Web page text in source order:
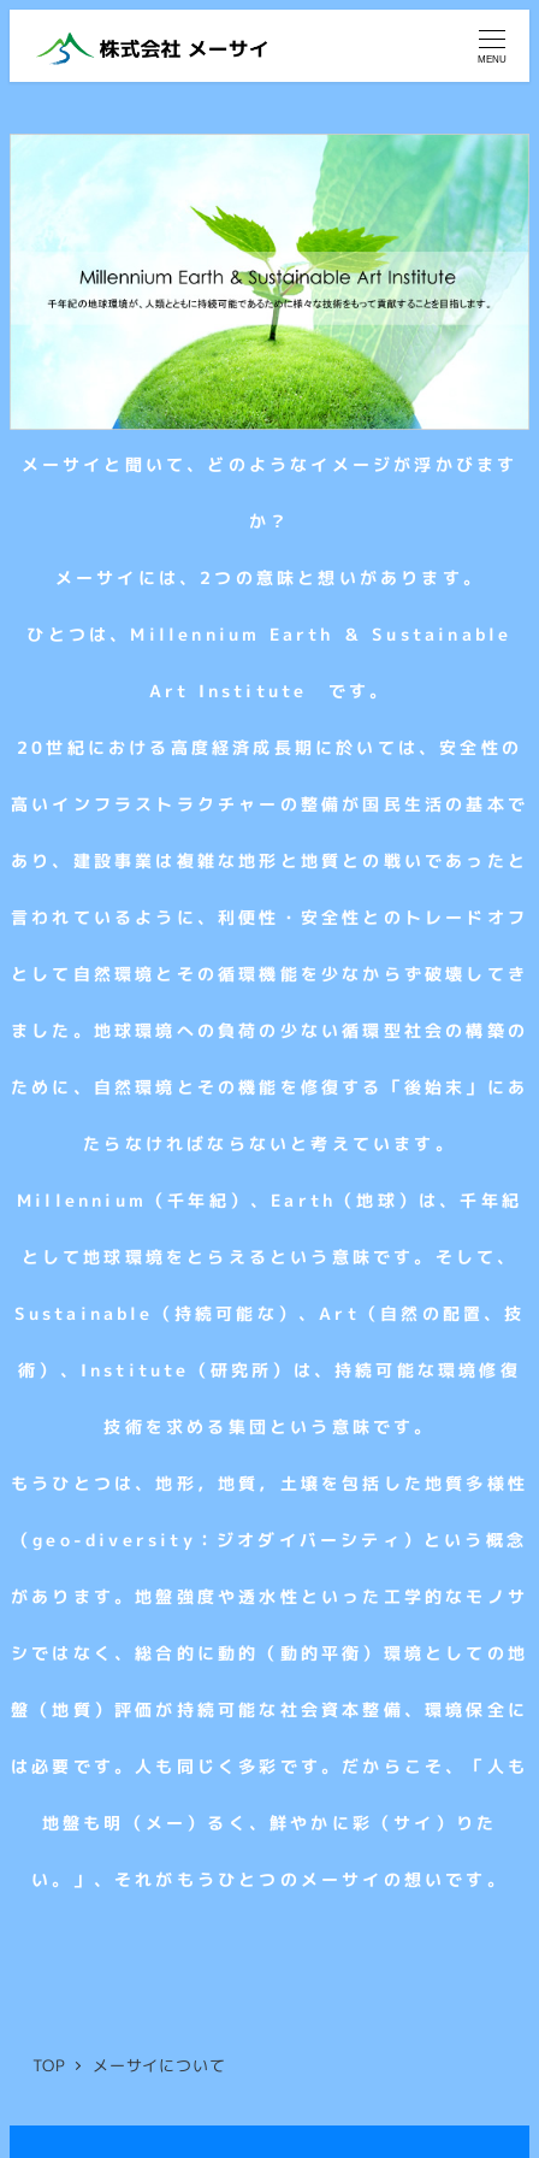
移
MENU
メーサイと聞いて、どのようなイメージが浮かびます
か？
メーサイには、2つの意味と想いがあります。
ひとつは、Millennium Earth ＆ Sustainable
Art Institute です。
20世紀における高度経済成長期に於いては、安全性の
高いインフラストラクチャーの整備が国民生活の基本で
あり、建設事業は複雑な地形と地質との戦いであったと
言われているように、利便性・安全性とのトレードオフ
として自然環境とその循環機能を少なからず破壊してき
ました。地球環境への負荷の少ない循環型社会の構築の
ために、自然環境とその機能を修復する「後始末」にあ
たらなければならないと考えています。
Millennium（千年紀）、Earth（地球）は、千年紀
として地球環境をとらえるという意味です。そして、
Sustainable（持続可能な）、Art（自然の配置、技
術）、Institute（研究所）は、持続可能な環境修復
技術を求める集団という意味です。
もうひとつは、地形，地質，土壌を包括した地質多様性
（geo-diversity：ジオダイバーシティ）という概念
があります。地盤強度や透水性といった工学的なモノサ
シではなく、総合的に動的（動的平衡）環境としての地
盤（地質）評価が持続可能な社会資本整備、環境保全に
は必要です。人も同じく多彩です。だからこそ、「人も
地盤も明（メー）るく、鮮やかに彩（サイ）りた
い。」、それがもうひとつのメーサイの想いです。
TOP メーサイについて